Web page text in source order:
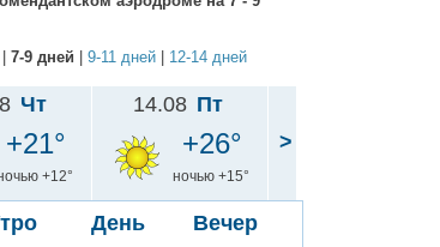
| 7-9 дней | 9-11 дней | 12-14 дней
День Вечер
Чт
+21°
+12°
14.08 Пт
+26°
ночью +15°
>